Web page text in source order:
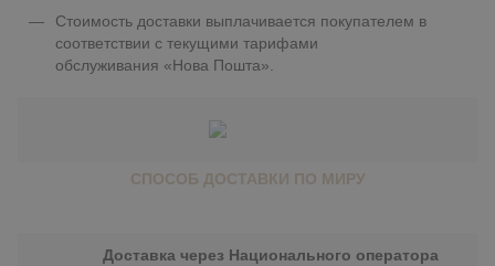
Стоимость доставки выплачивается покупателем в
соответствии с текущими тарифами
обслуживания «Нова Пошта».
СПОСОБ ДОСТАВКИ ПО МИРУ
Доставка через Национального оператора